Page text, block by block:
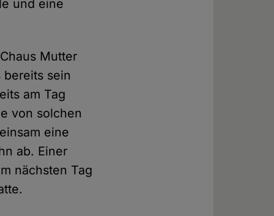
und eine
Mutter
bereits sein
am Tag
von solchen
eine
ab. Einer
nächsten Tag